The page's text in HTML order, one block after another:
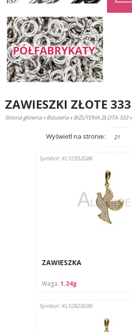
ZAWIESZKI ZŁOTE 333
Strona główna › Biżuteria › BIŻUTERIA ZŁOTA 333 ›
Wyświetl na stronie:
Symbol: KLY2352G8K
ZAWIESZKA
Waga: 1.24g
Symbol: KLY2823G8K